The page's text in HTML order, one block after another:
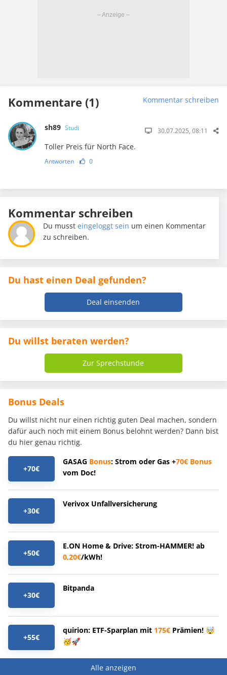
Kommentare (1) Kommentar schreiben
sh89 Studi 30.07.2025, 08:11
Toller Preis für North Face.
Antworten 0
Kommentar schreiben
Du mussteingeloggt sein um einen Kommentar
zu schreiben.
Du hast einen Deal gefunden?
Deal einsenden
Du willst beraten werden?
Zur Sprechstunde
Bonus Deals
Du willst nicht nur einen richtig guten Deal machen, sondern
dafür auch noch mit einem Bonus belohnt werden? Dann bist
du hier genau richtig.
+70€
GASAG Bonus: Strom oder Gas +70€ Bonus
vom Doc!
+30€
Verivox Unfallversicherung
+50€
E.ON Home & Drive: Strom-HAMMER! ab
0,20€/kWh!
+30€
Bitpanda
+55€
quirion: ETF-Sparplan mit 175€ Prämien! 🤯
🥳🚀
Alle anzeigen